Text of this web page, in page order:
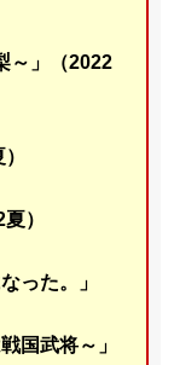
～」（2022
）
った。」
国武将～」